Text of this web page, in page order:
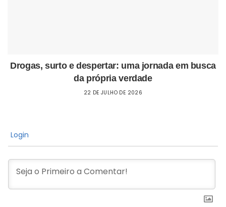
Drogas, surto e despertar: uma jornada em busca
da própria verdade
22 DE JULHO DE 2026
Login